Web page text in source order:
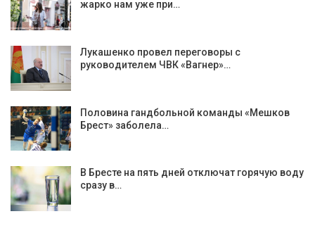
жарко нам уже при…
Лукашенко провел переговоры с
руководителем ЧВК «Вагнер»…
Половина гандбольной команды «Мешков
Брест» заболела…
В Бресте на пять дней отключат горячую воду
сразу в…